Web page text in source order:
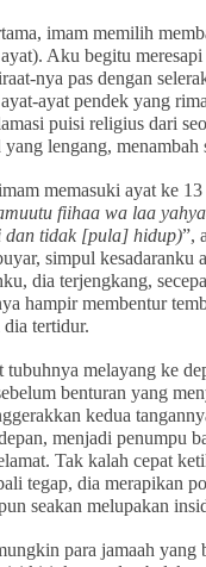
imam memilih
Aku begitu meresapi
nya pas dengan
ayat pendek yang
puisi religius dari
yang lengang, menambah
memasuki ayat ke 13
fiihaa wa laa
dan tidak [pula] hidup)”,
simpul kesadaranku
dia terjengkang,
hampir membentur
tertidur.
tubuhnya melayang ke
benturan yang
kedua
menjadi penumpu
Tak kalah cepat
tegap, dia merapikan
seakan melupakan
para jamaah yang